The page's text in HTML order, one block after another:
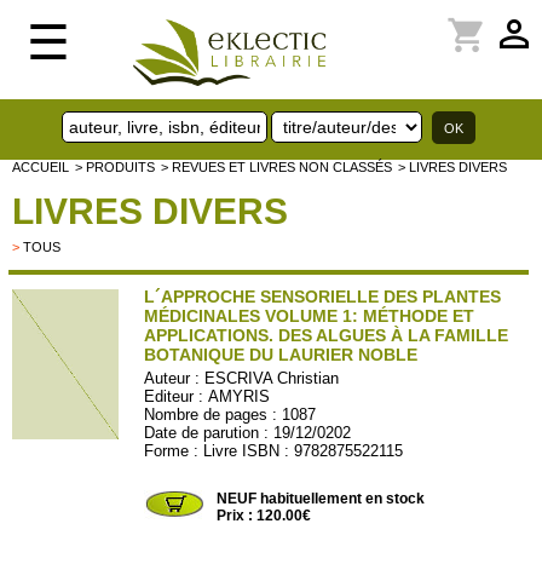
☰ perm_identity
shopping_cart
ACCUEIL > PRODUITS > REVUES ET LIVRES NON CLASSÉS > LIVRES DIVERS
LIVRES DIVERS
> TOUS
L´APPROCHE SENSORIELLE DES PLANTES
MÉDICINALES VOLUME 1: MÉTHODE ET
APPLICATIONS. DES ALGUES À LA FAMILLE
BOTANIQUE DU LAURIER NOBLE
Auteur : ESCRIVA Christian
Editeur :AMYRIS
Nombre de pages : 1087
Date de parution : 19/12/0202
Forme : Livre ISBN : 9782875522115
NEUF habituellement en stock
Prix : 120.00€